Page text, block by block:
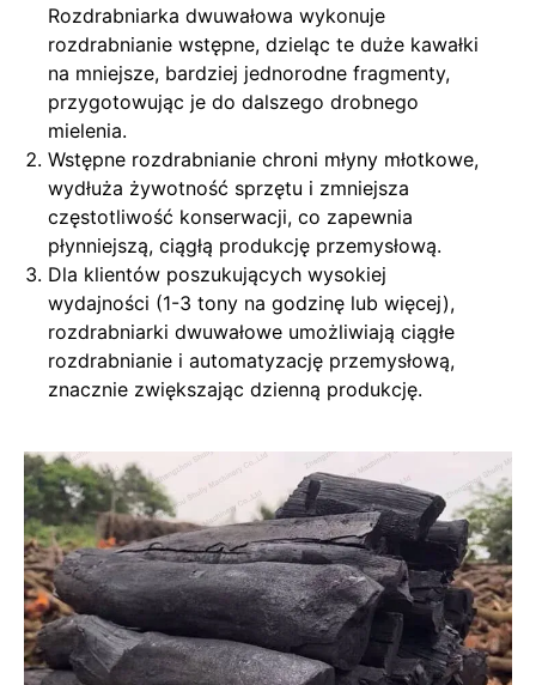
Rozdrabniarka dwuwałowa wykonuje
rozdrabnianie wstępne, dzieląc te duże kawałki
na mniejsze, bardziej jednorodne fragmenty,
przygotowując je do dalszego drobnego
mielenia.
Wstępne rozdrabnianie chroni młyny młotkowe,
wydłuża żywotność sprzętu i zmniejsza
częstotliwość konserwacji, co zapewnia
płynniejszą, ciągłą produkcję przemysłową.
Dla klientów poszukujących wysokiej
wydajności (1-3 tony na godzinę lub więcej),
rozdrabniarki dwuwałowe umożliwiają ciągłe
rozdrabnianie i automatyzację przemysłową,
znacznie zwiększając dzienną produkcję.